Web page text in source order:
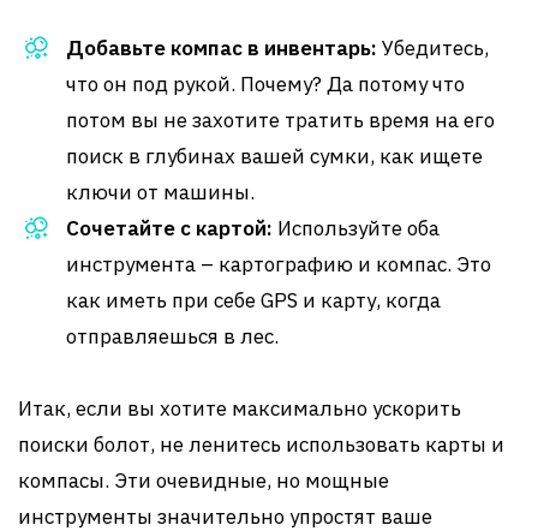
Добавьте компас в инвентарь: Убедитесь,
что он под рукой. Почему? Да потому что
потом вы не захотите тратить время на его
поиск в глубинах вашей сумки, как ищете
ключи от машины.
Сочетайте с картой: Используйте оба
инструмента – картографию и компас. Это
как иметь при себе GPS и карту, когда
отправляешься в лес.
Итак, если вы хотите максимально ускорить
поиски болот, не ленитесь использовать карты и
компасы. Эти очевидные, но мощные
инструменты значительно упростят ваше